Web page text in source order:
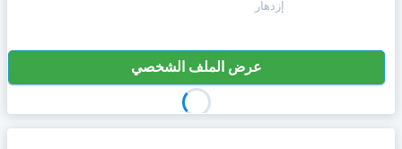
إزدهار
عرض الملف الشخصي